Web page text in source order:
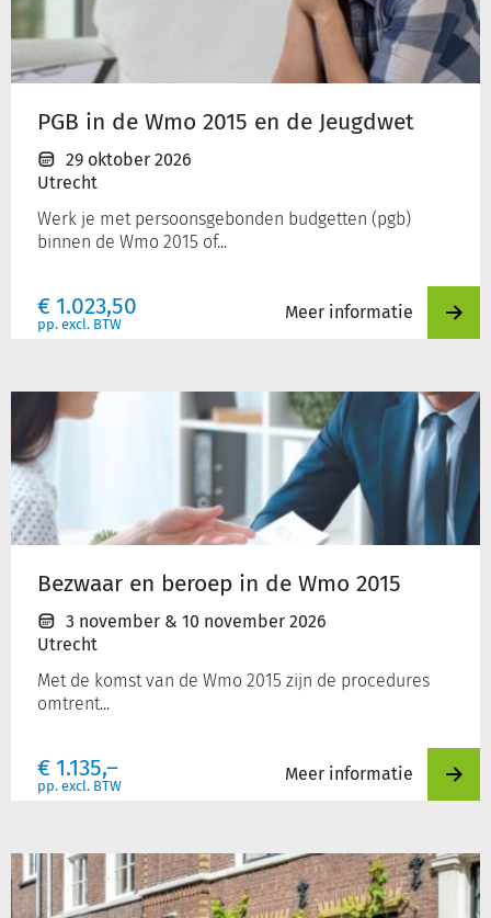
PGB in de Wmo 2015 en de Jeugdwet
29 oktober 2026
Utrecht
Werk je met persoonsgebonden budgetten (pgb)
binnen de Wmo 2015 of...
€ 1.023,50
pp. excl. BTW
Meer informatie
Wmo
2015
en
de
Jeugdwet
Bezwaar en beroep in de Wmo 2015
3 november & 10 november 2026
Utrecht
Met de komst van de Wmo 2015 zijn de procedures
omtrent...
€ 1.135,–
pp. excl. BTW
Meer informatie
beroep
in
de
Wmo
2015
Huisvesting
en
bijzondere